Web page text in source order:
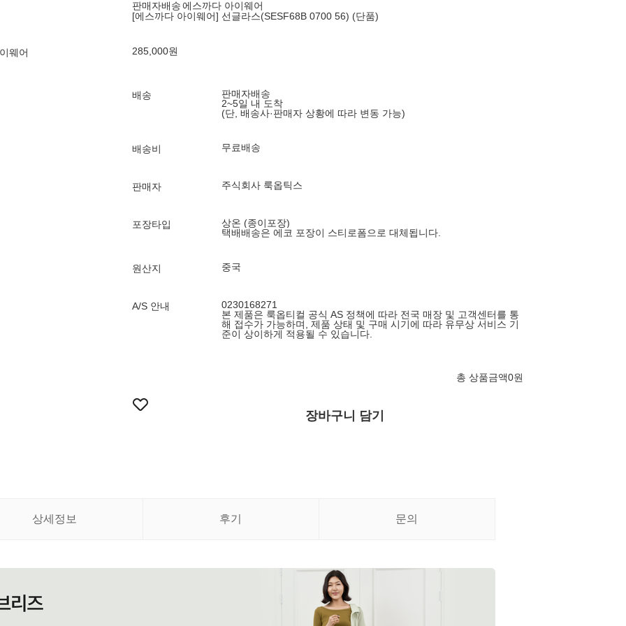
웨어
판매자배송에스까다 아이웨어
[에스까다 아이웨어] 선글라스(SESF68B 0700 56) (단품)
285,000원
배송
판매자배송
2~5일 내 도착
(단, 배송사·판매자 상황에 따라 변동 가능)
배송비 무료배송
판매자 주식회사 룩옵틱스
포장타입
상온 (종이포장)
택배배송은 에코 포장이 스티로폼으로 대체됩니다.
원산지 중국
A/S 안내
0230168271
본 제품은 룩옵티컬 공식 AS 정책에 따라 전국 매장 및 고객센터를 통
해 접수가 가능하며, 제품 상태 및 구매 시기에 따라 유무상 서비스 기
준이 상이하게 적용될 수 있습니다.
총 상품금액0원
장바구니 담기
상세정보 후기 문의